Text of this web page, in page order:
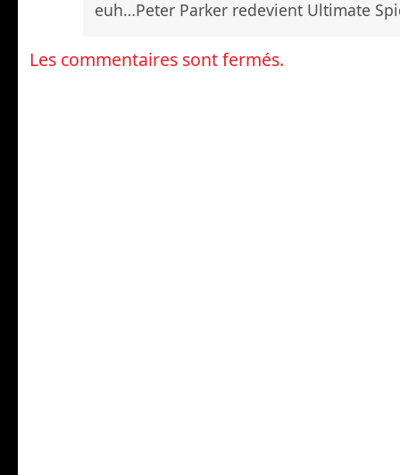
euh…Peter Parker redevient Ultimate
Les commentaires sont fermés.